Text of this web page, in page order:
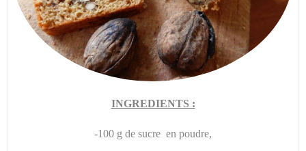
INGREDIENTS :
-100 g de sucre en poudre,